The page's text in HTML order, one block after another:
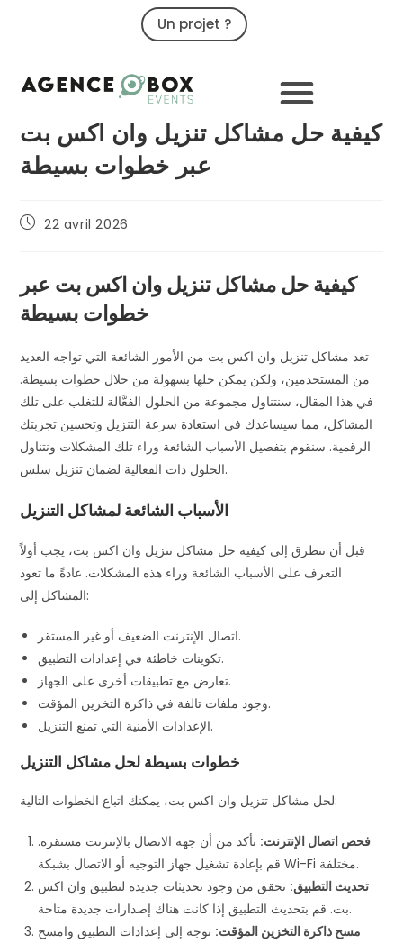
Un projet ?
كيفية حل مشاكل تنزيل وان اكس بت
عبر خطوات بسيطة
22 avril 2026
كيفية حل مشاكل تنزيل وان اكس بت عبر
خطوات بسيطة
تعد مشاكل تنزيل وان اكس بت من الأمور الشائعة التي تواجه العديد
من المستخدمين، ولكن يمكن حلها بسهولة من خلال خطوات بسيطة.
في هذا المقال، سنتناول مجموعة من الحلول الفعَّالة للتغلب على تلك
المشاكل، مما سيساعدك في استعادة سرعة التنزيل وتحسين تجربتك
الرقمية. سنقوم بتفصيل الأسباب الشائعة وراء تلك المشكلات ونتناول
الحلول ذات الفعالية لضمان تنزيل سلس.
الأسباب الشائعة لمشاكل التنزيل
قبل أن نتطرق إلى كيفية حل مشاكل تنزيل وان اكس بت، يجب أولاً
التعرف على الأسباب الشائعة وراء هذه المشكلات. عادةً ما تعود
المشاكل إلى:
اتصال الإنترنت الضعيف أو غير المستقر.
تكوينات خاطئة في إعدادات التطبيق.
تعارض مع تطبيقات أخرى على الجهاز.
وجود ملفات تالفة في ذاكرة التخزين المؤقت.
الإعدادات الأمنية التي تمنع التنزيل.
خطوات بسيطة لحل مشاكل التنزيل
لحل مشاكل تنزيل وان اكس بت، يمكنك اتباع الخطوات التالية:
فحص اتصال الإنترنت: تأكد من أن جهة الاتصال بالإنترنت مستقرة.
قم بإعادة تشغيل جهاز التوجيه أو الاتصال بشبكة Wi-Fi مختلفة.
تحديث التطبيق: تحقق من وجود تحديثات جديدة لتطبيق وان اكس
بت. قم بتحديث التطبيق إذا كانت هناك إصدارات جديدة متاحة.
مسح ذاكرة التخزين المؤقت: توجه إلى إعدادات التطبيق وامسح